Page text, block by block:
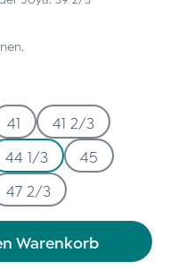
41
41 2/3
44 1/3
45
47 2/3
gewünschten
Warenkorb